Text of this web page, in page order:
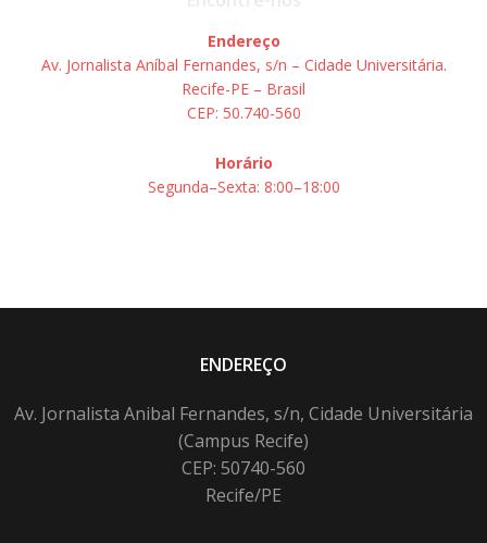
Endereço
Av. Jornalista Aníbal Fernandes, s/n – Cidade Universitária.
Recife-PE – Brasil
CEP: 50.740-560
Horário
Segunda–Sexta: 8:00–18:00
ENDEREÇO
Av. Jornalista Anibal Fernandes, s/n, Cidade Universitária
(Campus Recife)
CEP: 50740-560
Recife/PE